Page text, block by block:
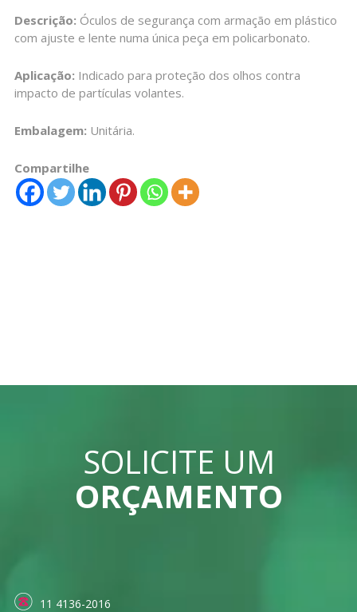
Descrição: Óculos de segurança com armação em plástico
com ajuste e lente numa única peça em policarbonato.
Aplicação: Indicado para proteção dos olhos contra
impacto de partículas volantes.
Embalagem: Unitária.
Compartilhe
SOLICITE UM
ORÇAMENTO
11 4136-2016